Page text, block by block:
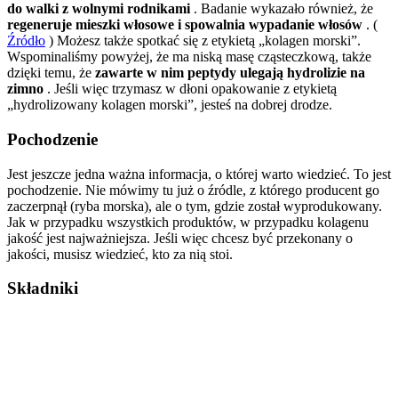
do walki z wolnymi rodnikami . Badanie wykazało również, że
regeneruje mieszki włosowe i spowalnia wypadanie włosów . (
Źródło ) Możesz także spotkać się z etykietą „kolagen morski”.
Wspominaliśmy powyżej, że ma niską masę cząsteczkową, także
dzięki temu, że zawarte w nim peptydy ulegają hydrolizie na
zimno . Jeśli więc trzymasz w dłoni opakowanie z etykietą
„hydrolizowany kolagen morski”, jesteś na dobrej drodze.
Pochodzenie
Jest jeszcze jedna ważna informacja, o której warto wiedzieć. To jest
pochodzenie. Nie mówimy tu już o źródle, z którego producent go
zaczerpnął (ryba morska), ale o tym, gdzie został wyprodukowany.
Jak w przypadku wszystkich produktów, w przypadku kolagenu
jakość jest najważniejsza. Jeśli więc chcesz być przekonany o
jakości, musisz wiedzieć, kto za nią stoi.
Składniki